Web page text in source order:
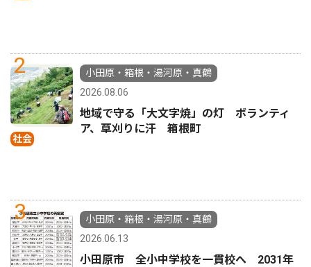
2
社会
小田原・箱根・湯河原・真鶴
2026.08.06
地域で守る「大文字焼」の灯 ボランティ
ア、草刈りに汗 箱根町
3
小田原・箱根・湯河原・真鶴
2026.06.13
小田原市 全小中学校を一貫校へ 2031年